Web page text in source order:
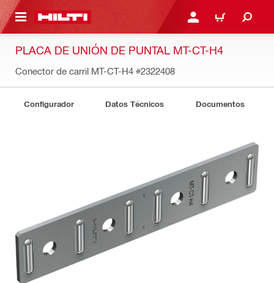
PRINCIPAL INICIE SESIÓN O
CARRITO
PLACA DE UNIÓN DE PUNTAL MT-CT-H4
Conector de carril MT-CT-H4 #2322408
Configurador Datos Técnicos Documentos